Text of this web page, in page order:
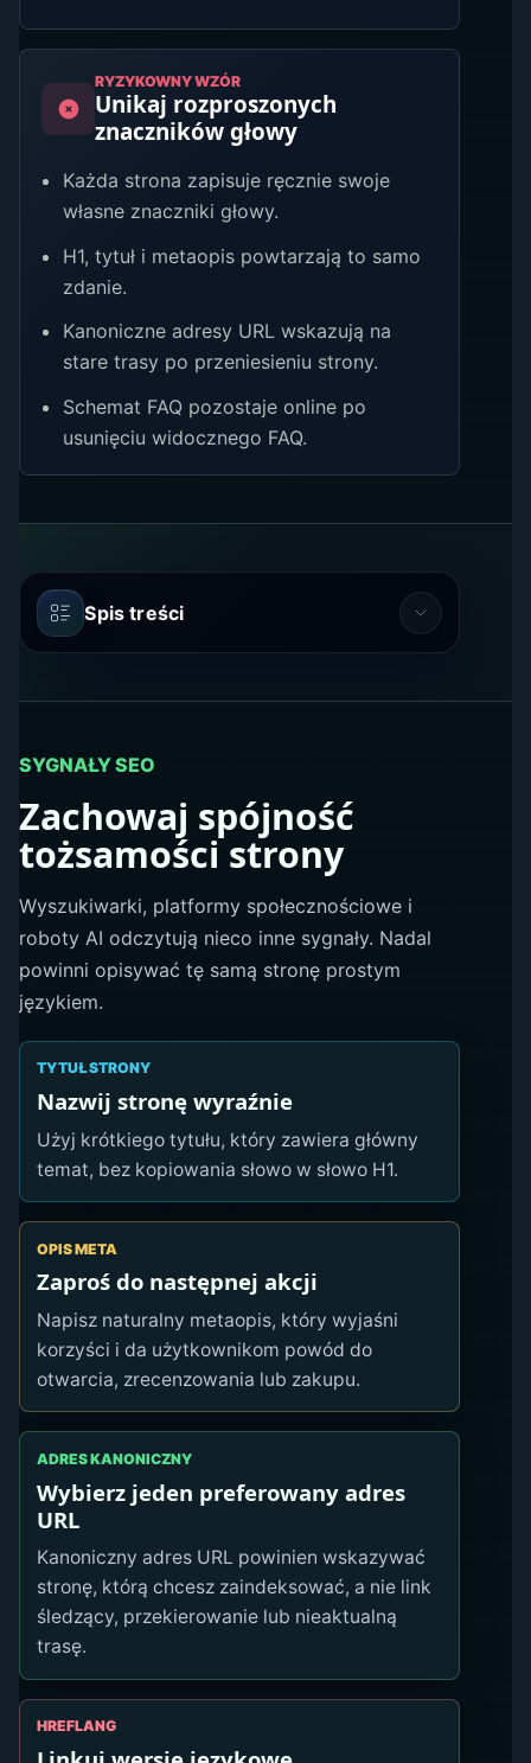
RYZYKOWNY WZÓR
Unikaj rozproszonych
znaczników głowy
Każda strona zapisuje ręcznie swoje
własne znaczniki głowy.
H1, tytuł i metaopis powtarzają to samo
zdanie.
Kanoniczne adresy URL wskazują na
stare trasy po przeniesieniu strony.
Schemat FAQ pozostaje online po
usunięciu widocznego FAQ.
Spis treści
SYGNAŁY SEO
Zachowaj spójność
tożsamości strony
Wyszukiwarki, platformy społecznościowe i
roboty AI odczytują nieco inne sygnały. Nadal
powinni opisywać tę samą stronę prostym
językiem.
TYTUŁ STRONY
Nazwij stronę wyraźnie
Użyj krótkiego tytułu, który zawiera główny
temat, bez kopiowania słowo w słowo H1.
OPIS META
Zaproś do następnej akcji
Napisz naturalny metaopis, który wyjaśni
korzyści i da użytkownikom powód do
otwarcia, zrecenzowania lub zakupu.
ADRES KANONICZNY
Wybierz jeden preferowany adres
URL
Kanoniczny adres URL powinien wskazywać
stronę, którą chcesz zaindeksować, a nie link
śledzący, przekierowanie lub nieaktualną
trasę.
HREFLANG